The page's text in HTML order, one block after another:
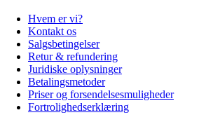
Hvem er vi?
Kontakt os
Salgsbetingelser
Retur & refundering
Juridiske oplysninger
Betalingsmetoder
Priser og forsendelsesmuligheder
Fortrolighedserklæring